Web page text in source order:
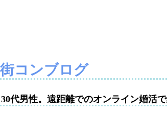
コンブログ
30代男性。遠距離でのオンライン婚活で